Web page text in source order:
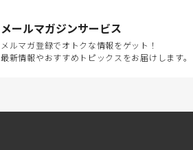
メールマガジンサービス
メルマガ登録でオトクな情報をゲット！
最新情報やおすすめトピックスをお届けします。